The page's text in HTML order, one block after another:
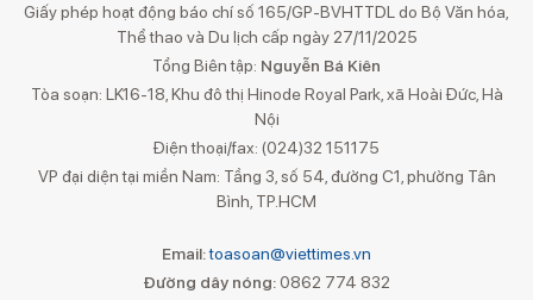
Giấy phép hoạt động báo chí số 165/GP-BVHTTDL do Bộ Văn hóa,
Thể thao và Du lịch cấp ngày 27/11/2025
Tổng Biên tập: Nguyễn Bá Kiên
Tòa soạn: LK16-18, Khu đô thị Hinode Royal Park, xã Hoài Đức, Hà
Nội
Điện thoại/fax: (024)32 151175
VP đại diện tại miền Nam: Tầng 3, số 54, đường C1, phường Tân
Bình, TP.HCM
Email:toasoan@viettimes.vn
Đường dây nóng: 0862 774 832